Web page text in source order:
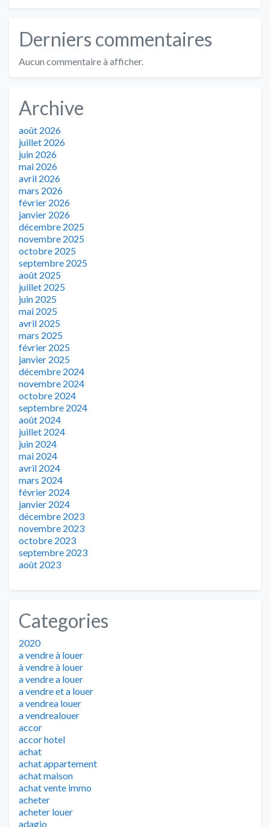
Derniers commentaires
Aucun commentaire à afficher.
Archive
août 2026
juillet 2026
juin 2026
mai 2026
avril 2026
mars 2026
février 2026
janvier 2026
décembre 2025
novembre 2025
octobre 2025
septembre 2025
août 2025
juillet 2025
juin 2025
mai 2025
avril 2025
mars 2025
février 2025
janvier 2025
décembre 2024
novembre 2024
octobre 2024
septembre 2024
août 2024
juillet 2024
juin 2024
mai 2024
avril 2024
mars 2024
février 2024
janvier 2024
décembre 2023
novembre 2023
octobre 2023
septembre 2023
août 2023
Categories
2020
a vendre à louer
à vendre à louer
a vendre a louer
a vendre et a louer
a vendrea louer
a vendrealouer
accor
accor hotel
achat
achat appartement
achat maison
achat vente immo
acheter
acheter louer
adagio